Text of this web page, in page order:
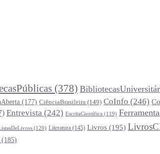
(378)
(177) CiênciaBrasileira (149) CoInfo (246)
Entrevista (242) EscritaCientífica (119)
(120) Literatura (145) Livros (195)
(185)